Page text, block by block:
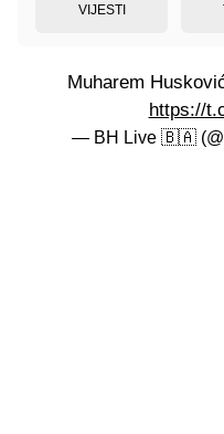
VIJESTI
Muharem
https://
— BH Live 🇧🇦